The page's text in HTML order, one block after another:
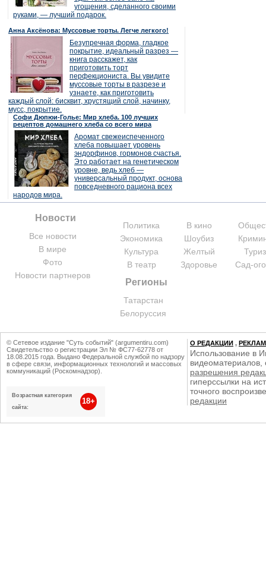
угощения, сделанного своими
руками, — лучший подарок.
Анна Аксёнова: Муссовые торты. Легче легкого!
Безупречная форма, гладкое
покрытие, идеальный разрез —
книга расскажет, как
приготовить торт
перфекциониста. Вы увидите
муссовые торты в разрезе и
узнаете, как приготовить
каждый слой: бисквит, хрустящий слой, начинку,
мусс, покрытие.
Софи Дюпюи-Голье: Мир хлеба. 100 лучших
рецептов домашнего хлеба со всего мира
Аромат свежеиспеченного
хлеба повышает уровень
эндорфинов, гормонов счастья.
Это работает на генетическом
уровне, ведь хлеб —
универсальный продукт, основа
повседневного рациона всех
народов мира.
Новости
Все новости
В мире
Фото
Новости партнеров
Политика
Экономика
Культура
В театр
В кино
Шоубиз
Желтый
Здоровье
Сад-
Регионы
Татарстан
Белоруссия
© Сетевое издание "Суть событий" (argumentiru.com)
Свидетельство о регистрации Эл № ФС77-62778 от
18.08.2015 года. Выдано Федеральной службой по надзору
в сфере связи, информационных технологий и массовых
коммуникаций (Роскомнадзор).
Возрастная категория
сайта:
18+
О РЕДАКЦИИ ,
Использование в
видеоматериалов,
разрешения
гиперссылки на
точного
редакции